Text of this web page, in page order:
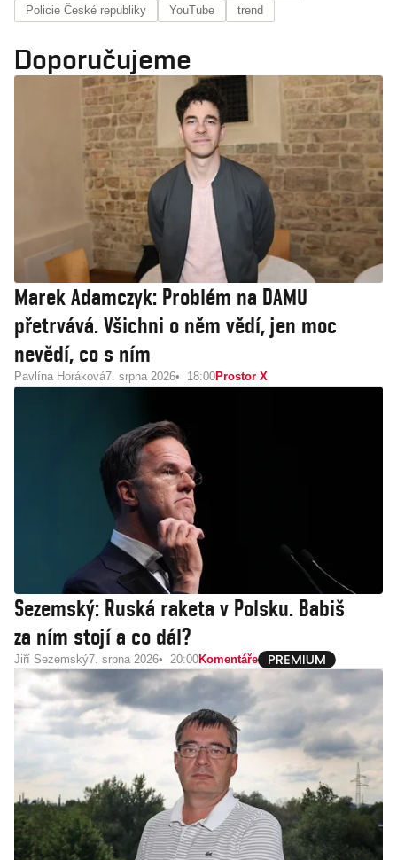
Policie České republiky
YouTube trend
Doporučujeme
Marek Adamczyk: Problém na DAMU
přetrvává. Všichni o něm vědí, jen moc
nevědí, co s ním
Pavlína Horáková7. srpna 2026 18:00Prostor X
Sezemský: Ruská raketa v Polsku. Babiš
za ním stojí a co dál?
Jiří Sezemský7. srpna 2026 20:00Komentáře